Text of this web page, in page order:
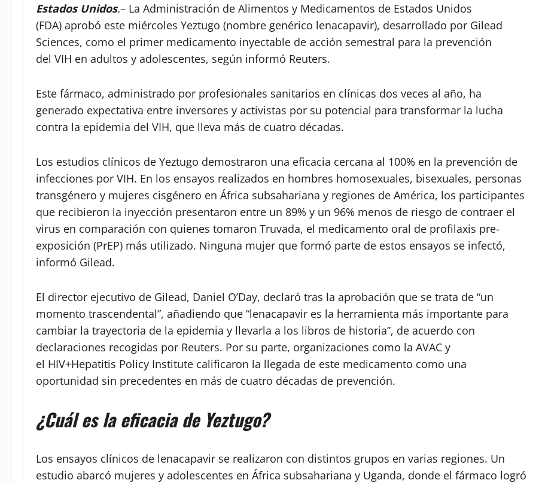
Estados Unidos.– La Administración de Alimentos y Medicamentos de Estados Unidos
(FDA) aprobó este miércoles Yeztugo (nombre genérico lenacapavir), desarrollado por Gilead
Sciences, como el primer medicamento inyectable de acción semestral para la prevención
del VIH en adultos y adolescentes, según informó Reuters.
Este fármaco, administrado por profesionales sanitarios en clínicas dos veces al año, ha
generado expectativa entre inversores y activistas por su potencial para transformar la lucha
contra la epidemia del VIH, que lleva más de cuatro décadas.
Los estudios clínicos de Yeztugo demostraron una eficacia cercana al 100% en la prevención de
infecciones por VIH. En los ensayos realizados en hombres homosexuales, bisexuales, personas
transgénero y mujeres cisgénero en África subsahariana y regiones de América, los participantes
que recibieron la inyección presentaron entre un 89% y un 96% menos de riesgo de contraer el
virus en comparación con quienes tomaron Truvada, el medicamento oral de profilaxis pre-
exposición (PrEP) más utilizado. Ninguna mujer que formó parte de estos ensayos se infectó,
informó Gilead.
El director ejecutivo de Gilead, Daniel O’Day, declaró tras la aprobación que se trata de “un
momento trascendental”, añadiendo que “lenacapavir es la herramienta más importante para
cambiar la trayectoria de la epidemia y llevarla a los libros de historia”, de acuerdo con
declaraciones recogidas por Reuters. Por su parte, organizaciones como la AVAC y
el HIV+Hepatitis Policy Institute calificaron la llegada de este medicamento como una
oportunidad sin precedentes en más de cuatro décadas de prevención.
¿Cuál es la eficacia de Yeztugo?
Los ensayos clínicos de lenacapavir se realizaron con distintos grupos en varias regiones. Un
estudio abarcó mujeres y adolescentes en África subsahariana y Uganda, donde el fármaco logró